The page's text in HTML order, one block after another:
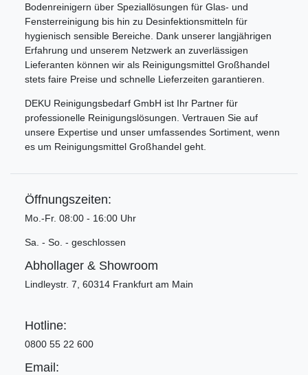
Bodenreinigern über Speziallösungen für Glas- und
Fensterreinigung bis hin zu Desinfektionsmitteln für
hygienisch sensible Bereiche. Dank unserer langjährigen
Erfahrung und unserem Netzwerk an zuverlässigen
Lieferanten können wir als Reinigungsmittel Großhandel
stets faire Preise und schnelle Lieferzeiten garantieren.
DEKU Reinigungsbedarf GmbH ist Ihr Partner für
professionelle Reinigungslösungen. Vertrauen Sie auf
unsere Expertise und unser umfassendes Sortiment, wenn
es um Reinigungsmittel Großhandel geht.
Öffnungszeiten:
Mo.-Fr. 08:00 - 16:00 Uhr
Sa. - So. - geschlossen
Abhollager & Showroom
Lindleystr. 7, 60314 Frankfurt am Main
Hotline:
0800 55 22 600
Email: